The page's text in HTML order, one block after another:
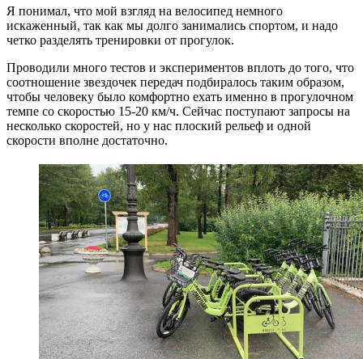
Я понимал, что мой взгляд на велосипед немного
искаженный, так как мы долго занимались спортом, и надо
четко разделять тренировки от прогулок.
Проводили много тестов и экспериментов вплоть до того, что
соотношение звездочек передач подбиралось таким образом,
чтобы человеку было комфортно ехать именно в прогулочном
темпе со скоростью 15-20 км/ч. Сейчас поступают запросы на
несколько скоростей, но у нас плоский рельеф и одной
скорости вполне достаточно.